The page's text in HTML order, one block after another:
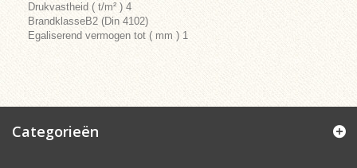
Drukvastheid ( t/m² ) 4
BrandklasseB2 (Din 4102)
Egaliserend vermogen tot ( mm ) 1
Categorieën